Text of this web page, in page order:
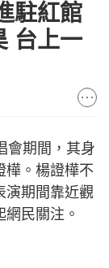
駐紅館
台上一
會期間，其身
樺。楊證樺不
演期間靠近觀
民關注。